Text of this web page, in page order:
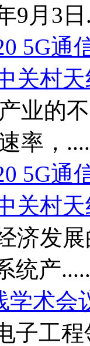
9月3日
5G通
关村
业的
率，
5G通
关村
济发
统产.....
学术会
子工